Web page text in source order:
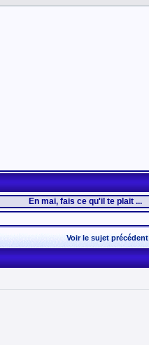
En mai, fais ce qu'il te plait ...
Voir le sujet précédent